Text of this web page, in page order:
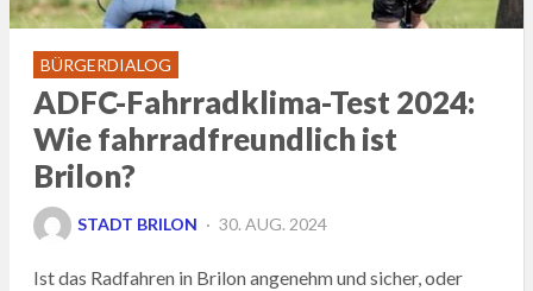
BÜRGERDIALOG
ADFC-Fahrradklima-Test 2024:
Wie fahrradfreundlich ist
Brilon?
STADT BRILON
POSTED
30. AUG. 2024
Ist das Radfahren in Brilon angenehm und sicher, oder